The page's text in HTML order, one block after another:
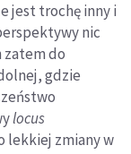
jest trochę inny i
nic
zatem do
gdzie
locus
lekkiej zmiany w